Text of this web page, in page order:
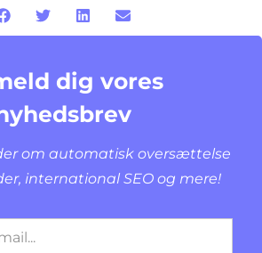
dig vores
om automatisk oversættelse
international SEO og mere!